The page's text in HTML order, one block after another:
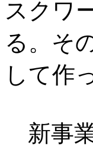
スクワ
る。そ
して作
新事